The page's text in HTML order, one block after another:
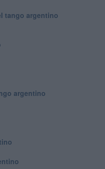
tango argentino
argentino